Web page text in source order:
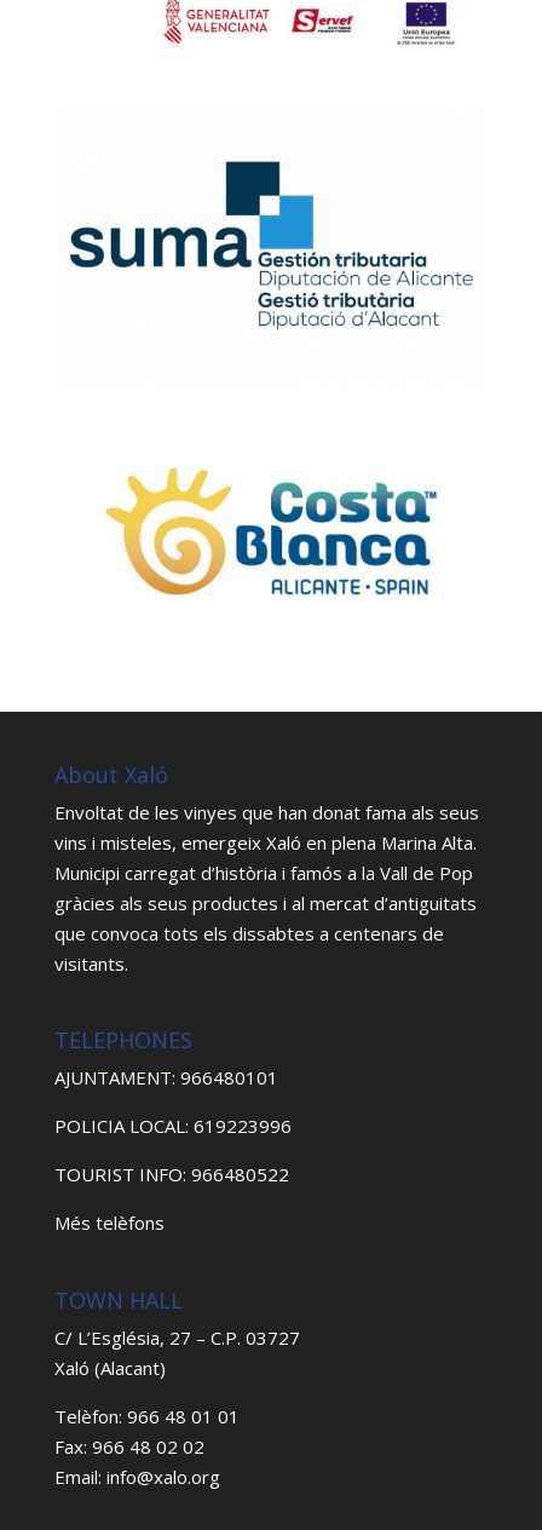
About Xaló
Envoltat de les vinyes que han donat fama als seus
vins i misteles, emergeix Xaló en plena Marina Alta.
Municipi carregat d’història i famós a la Vall de Pop
gràcies als seus productes i al mercat d’antiguitats
que convoca tots els dissabtes a centenars de
visitants.
TELEPHONES
AJUNTAMENT: 966480101
POLICIA LOCAL: 619223996
TOURIST INFO: 966480522
Més telèfons
TOWN HALL
C/ L’Església, 27 – C.P. 03727
Xaló (Alacant)
Telèfon: 966 48 01 01
Fax: 966 48 02 02
Email: info@xalo.org